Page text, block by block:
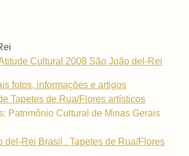
Cultural 2008 São João del-Rei
fotos, informações e artigos
Tapetes de Rua/Flores artísticos
Patrimônio Cultural de Minas Gerais
del-Rei Brasil . Tapetes de Rua/Flores